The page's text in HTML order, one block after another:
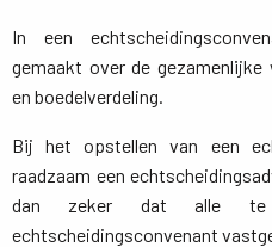
In een
gemaakt over de
en boedelverdeling.
Bij het opstellen van een
raadzaam een
dan zeker dat alle
echtscheidingsconvenant